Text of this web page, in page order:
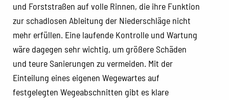
und Forststraßen auf volle Rinnen, die ihre Funktion
zur schadlosen Ableitung der Niederschläge nicht
mehr erfüllen. Eine laufende Kontrolle und Wartung
wäre dagegen sehr wichtig, um größere Schäden
und teure Sanierungen zu vermeiden. Mit der
Einteilung eines eigenen Wegewartes auf
festgelegten Wegeabschnitten gibt es klare